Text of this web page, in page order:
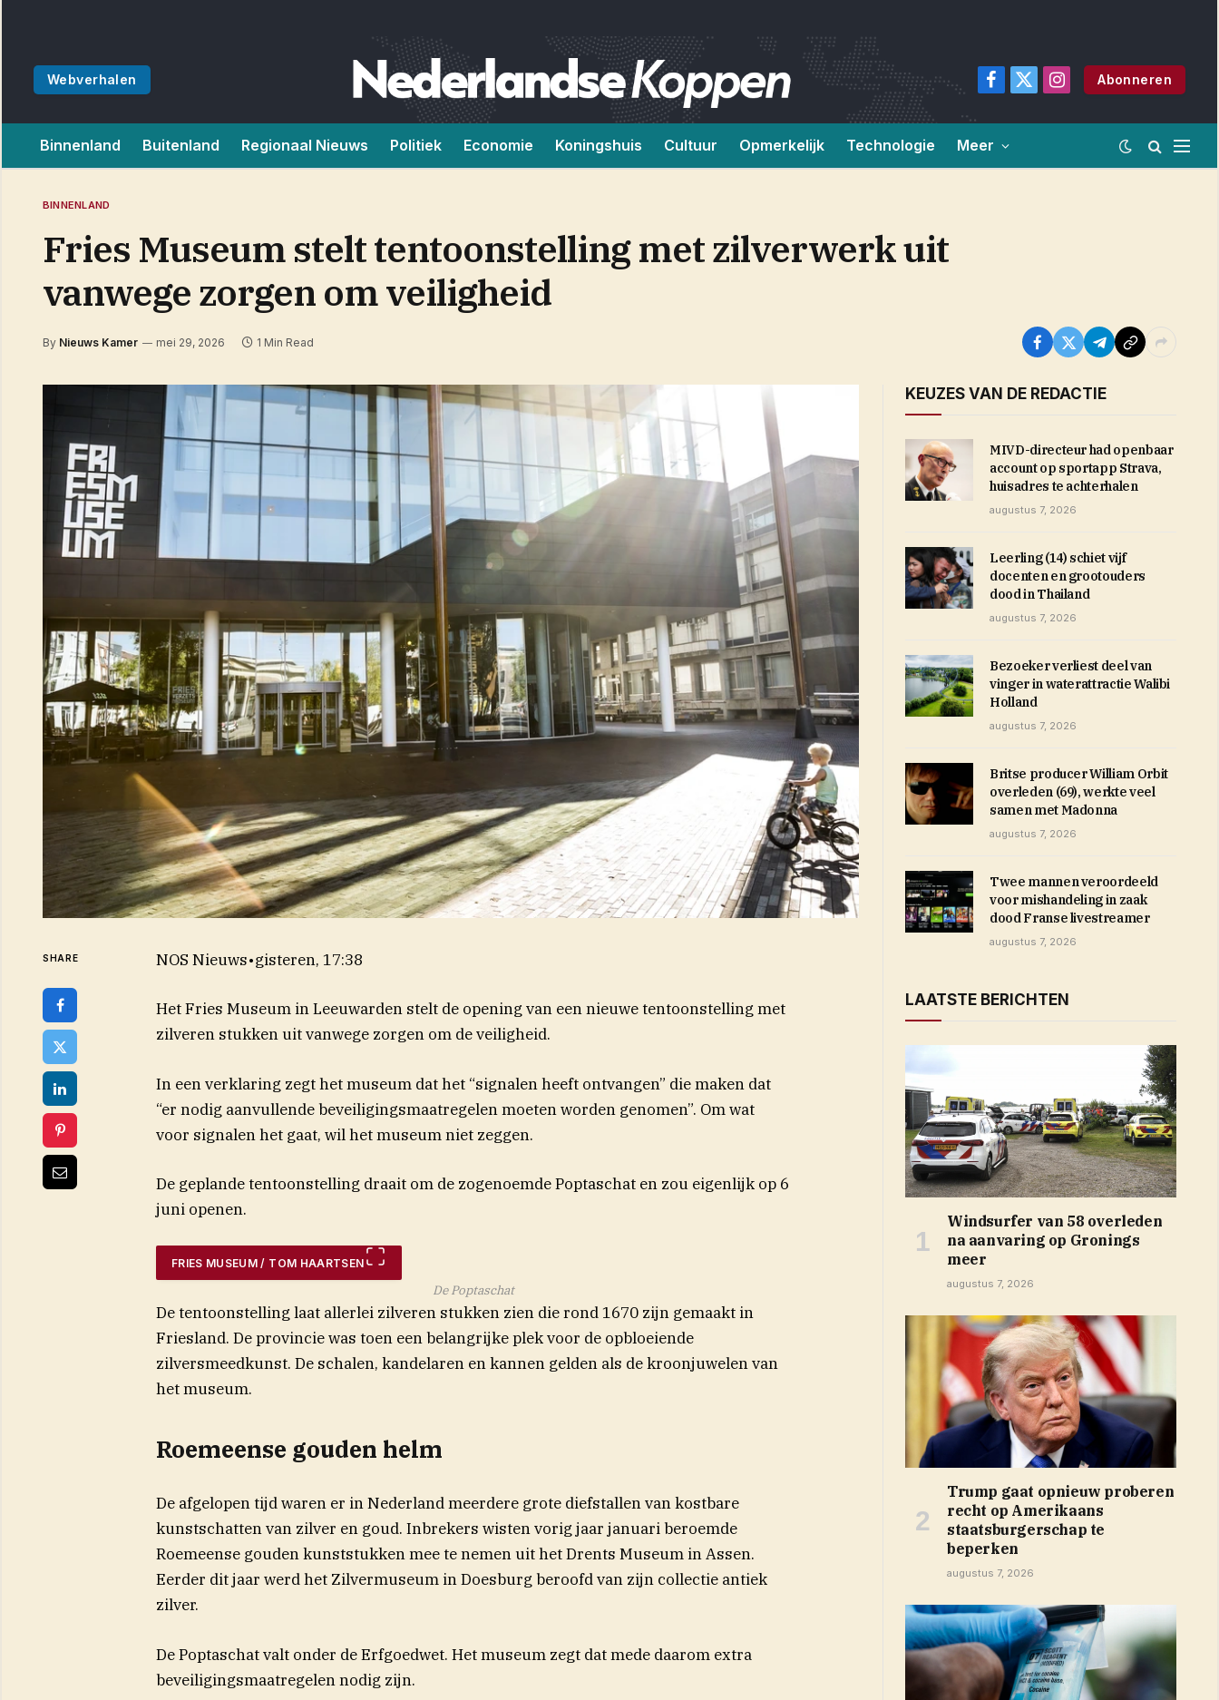
Webverhalen
Facebook
X
Instagram
Abonneren
Binnenland Buitenland Regionaal Nieuws Politiek Economie Koningshuis Cultuur Opmerkelijk Technologie Meer
BINNENLAND
Fries Museum stelt tentoonstelling met zilverwerk uit
vanwege zorgen om veiligheid
By Nieuws Kamer mei 29, 2026 1 Min Read
SHARE NOS Nieuws•gisteren, 17:38
Het Fries Museum in Leeuwarden stelt de opening van een nieuwe tentoonstelling met
zilveren stukken uit vanwege zorgen om de veiligheid.
In een verklaring zegt het museum dat het “signalen heeft ontvangen” die maken dat
“er nodig aanvullende beveiligingsmaatregelen moeten worden genomen”. Om wat
voor signalen het gaat, wil het museum niet zeggen.
De geplande tentoonstelling draait om de zogenoemde Poptaschat en zou eigenlijk op 6
juni openen.
FRIES MUSEUM / TOM HAARTSEN
De Poptaschat
De tentoonstelling laat allerlei zilveren stukken zien die rond 1670 zijn gemaakt in
Friesland. De provincie was toen een belangrijke plek voor de opbloeiende
zilversmeedkunst. De schalen, kandelaren en kannen gelden als de kroonjuwelen van
het museum.
Roemeense gouden helm
De afgelopen tijd waren er in Nederland meerdere grote diefstallen van kostbare
kunstschatten van zilver en goud. Inbrekers wisten vorig jaar januari beroemde
Roemeense gouden kunststukken mee te nemen uit het Drents Museum in Assen.
Eerder dit jaar werd het Zilvermuseum in Doesburg beroofd van zijn collectie antiek
zilver.
De Poptaschat valt onder de Erfgoedwet. Het museum zegt dat mede daarom extra
beveiligingsmaatregelen nodig zijn.
KEUZES VAN DE REDACTIE
MIVD-directeur had openbaar
account op sportapp Strava,
huisadres te achterhalen
augustus 7, 2026
Leerling (14) schiet vijf
docenten en grootouders
dood in Thailand
augustus 7, 2026
Bezoeker verliest deel van
vinger in waterattractie Walibi
Holland
augustus 7, 2026
Britse producer William Orbit
overleden (69), werkte veel
samen met Madonna
augustus 7, 2026
Twee mannen veroordeeld
voor mishandeling in zaak
dood Franse livestreamer
augustus 7, 2026
LAATSTE BERICHTEN
Windsurfer van 58 overleden
na aanvaring op Gronings
meer
augustus 7, 2026
Trump gaat opnieuw proberen
recht op Amerikaans
staatsburgerschap te
beperken
augustus 7, 2026